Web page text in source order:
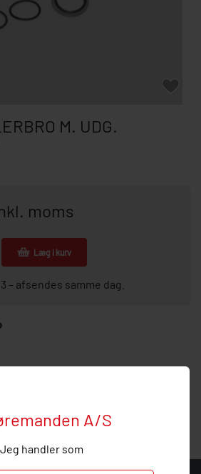
A/S
Jeg handler som
M. UDG.
moms
Læg i kurv
– afsendes samme dag.